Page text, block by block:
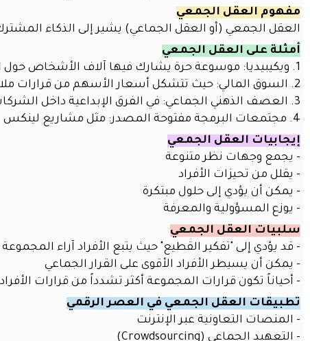
أدوات
الذكاء
الاصطناعي
للمدرسين
قسم
الذاتي
الدورات
خدمات
الموقع
حقيبة
المعلم
الذكية
اتصل
بنا
مهرجان
العودة
مفهوم العقل الجمعي
العقل الجمعي (أو العقل الجماعي) يشير إلى الذكاء
أمثلة على العقل الجمعي
1. ويكيبيديا: موسوعة حرة يشارك فيها آلاف الأشخاص حول العالم
2. السوق المالي: حيث تتشكل أسعار الأسهم من قرارات ملايين المستثمرين
3. العصف الذهني الجماعي: في الفرق الإبداعية داخل الشركات
4. مجتمعات البرمجة مفتوحة المصدر: مثل مشاريع لينكس
إيجابيات العقل الجمعي
- يجمع وجهات نظر متنوعة
- يقلل من تحيزات الأفراد
- يمكن أن يؤدي إلى حلول مبتكرة
- يوزع المسؤولية والمعرفة
سلبيات العقل الجمعي
- قد يؤدي إلى "تفكير القطيع" حيث يتبع الأفراد آراء
- يمكن أن يسيطر الأفراد الأقوى على القرار الجماعي
- أحياناً تكون قرارات المجموعة أكثر تشدداً من قرارات الأفراد
تطبيقات العقل الجمعي في العصر الرقمي
- المنصات التعاونية عبر الإنترنت
- التعهيد الجماعي (Crowdsourcing)